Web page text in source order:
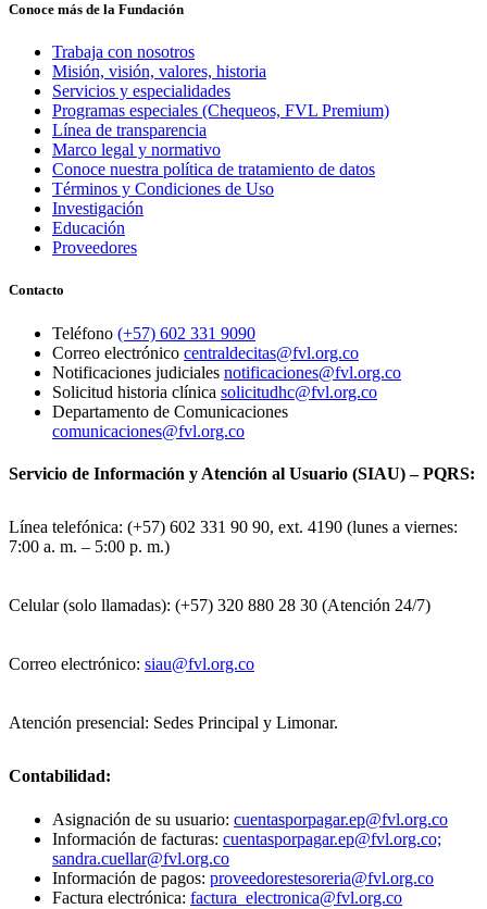
Conoce más de la Fundación
Trabaja con nosotros
Misión, visión, valores, historia
Servicios y especialidades
Programas especiales (Chequeos, FVL Premium)
Línea de transparencia
Marco legal y normativo
Conoce nuestra política de tratamiento de datos
Términos y Condiciones de Uso
Investigación
Educación
Proveedores
Contacto
Teléfono (+57) 602 331 9090
Correo electrónico centraldecitas@fvl.org.co
Notificaciones judiciales notificaciones@fvl.org.co
Solicitud historia clínica solicitudhc@fvl.org.co
Departamento de Comunicaciones
comunicaciones@fvl.org.co
Servicio de Información y Atención al Usuario (SIAU) – PQRS:
Línea telefónica: (+57) 602 331 90 90, ext. 4190 (lunes a viernes:
7:00 a. m. – 5:00 p. m.)
Celular (solo llamadas): (+57) 320 880 28 30 (Atención 24/7)
Correo electrónico: siau@fvl.org.co
Atención presencial: Sedes Principal y Limonar.
Contabilidad:
Asignación de su usuario: cuentasporpagar.ep@fvl.org.co
Información de facturas: cuentasporpagar.ep@fvl.org.co;
sandra.cuellar@fvl.org.co
Información de pagos: proveedorestesoreria@fvl.org.co
Factura electrónica: factura_electronica@fvl.org.co